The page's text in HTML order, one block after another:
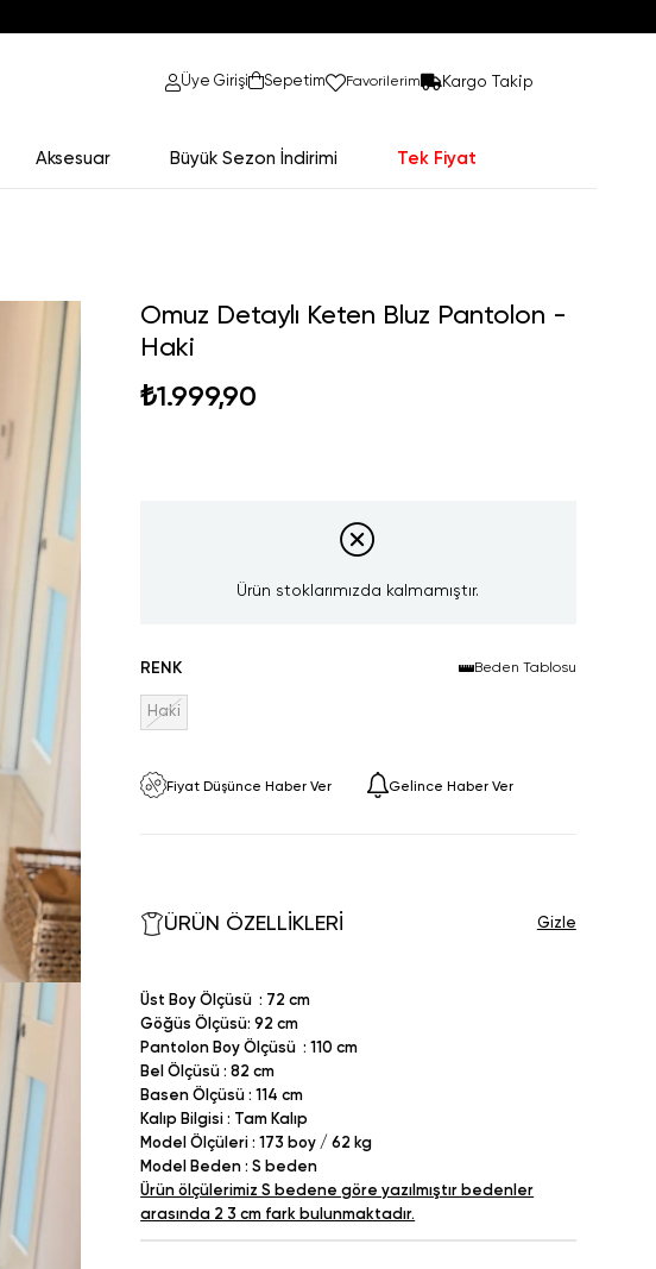
Üye Girişi Sepetim Favorilerim Kargo Takip
Aksesuar Büyük Sezon İndirimi Tek Fiyat
Omuz Detaylı Keten Bluz Pantolon -
Haki
₺1.999,90
Ürün stoklarımızda kalmamıştır.
RENK Beden Tablosu
Haki
Fiyat Düşünce Haber Ver Gelince Haber Ver
ÜRÜN ÖZELLIKLERI
Üst Boy Ölçüsü : 72 cm
Göğüs Ölçüsü: 92 cm
Pantolon Boy Ölçüsü : 110 cm
Bel Ölçüsü : 82 cm
Basen Ölçüsü : 114 cm
Kalıp Bilgisi : Tam Kalıp
Model Ölçüleri : 173 boy / 62 kg
Model Beden : S beden
Ürün ölçülerimiz S bedene göre yazılmıştır bedenler
arasında 2 3 cm fark bulunmaktadır.